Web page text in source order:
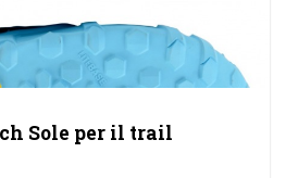
Sole per il trail